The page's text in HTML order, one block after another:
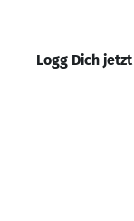
Logg Dich